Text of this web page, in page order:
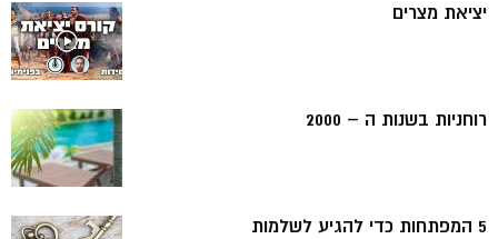
יציאת מצרים
רוחניות בשנות ה – 2000
5 המפתחות כדי להגיע לשלמות